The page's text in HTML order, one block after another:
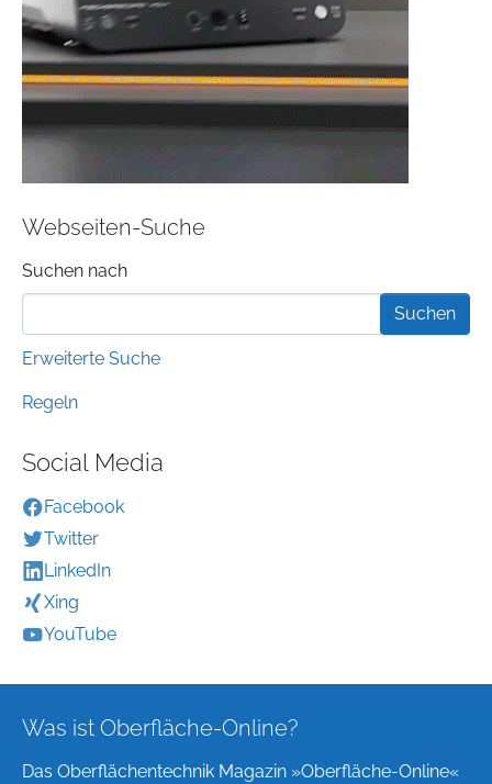
Webseiten-Suche
Suchformular
Suchen nach
Erweiterte Suche
Regeln
Social Media
Facebook
Twitter
LinkedIn
Xing
YouTube
Was ist Oberfläche-Online?
Das Oberflächentechnik Magazin »Oberfläche-Online«